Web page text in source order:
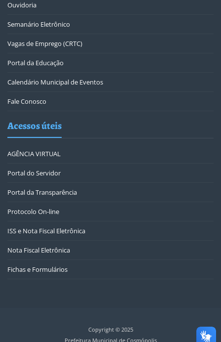
Ouvidoria
Semanário Eletrônico
Vagas de Emprego (CRTC)
Portal da Educação
Calendário Municipal de Eventos
Fale Conosco
Acessos úteis
AGÊNCIA VIRTUAL
Portal do Servidor
Portal da Transparência
Protocolo On-line
ISS e Nota Fiscal Eletrônica
Nota Fiscal Eletrônica
Fichas e Formulários
Copyright © 2025
Prefeitura Municipal de Cosmópolis